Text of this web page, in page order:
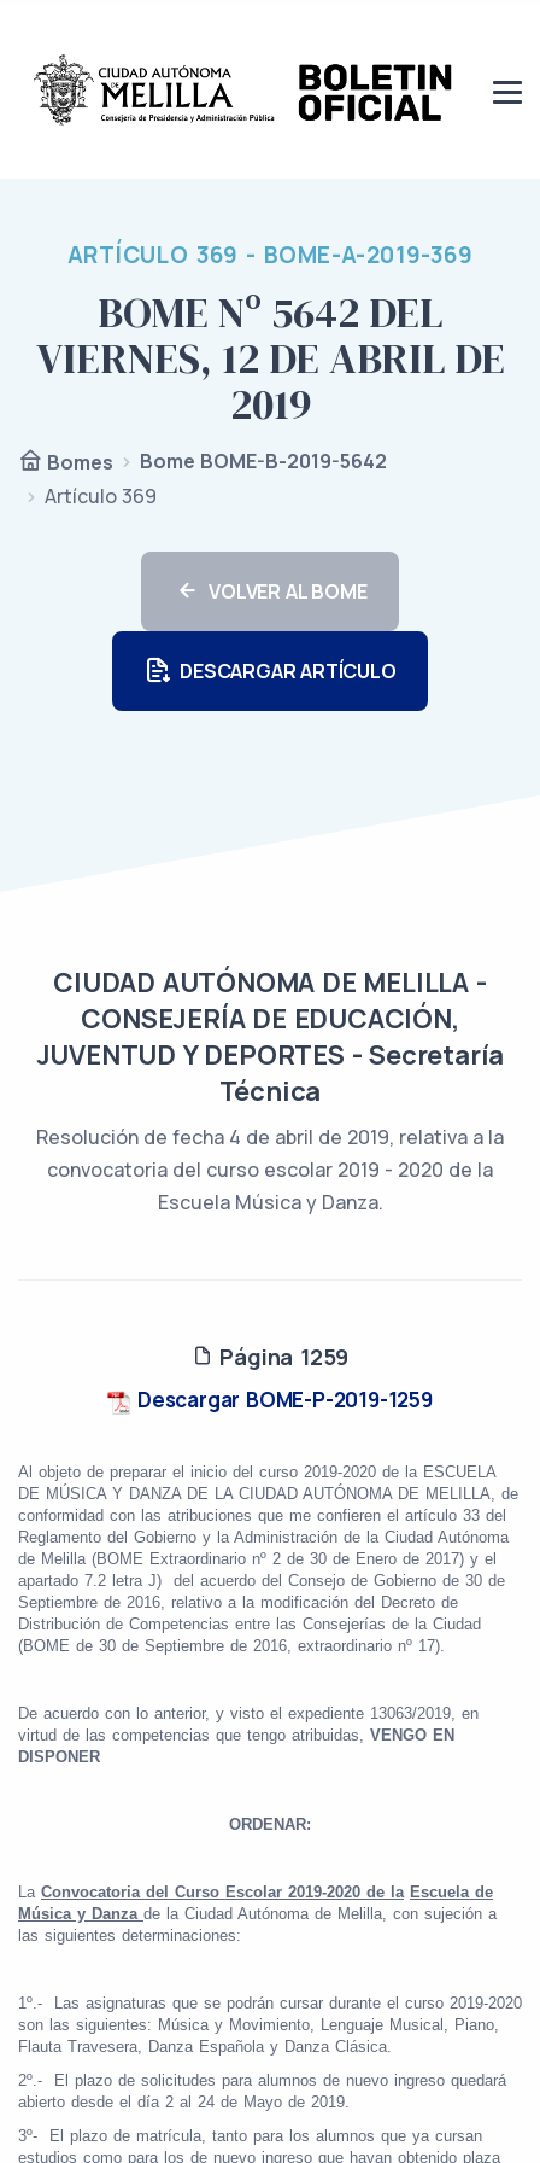
ARTÍCULO 369 - BOME-A-2019-369
BOME Nº 5642 DEL
VIERNES, 12 DE ABRIL DE
2019
Bomes
Bome BOME-B-2019-5642
Artículo 369
VOLVER AL BOME
DESCARGAR ARTÍCULO
CIUDAD AUTÓNOMA DE MELILLA -
CONSEJERÍA DE EDUCACIÓN,
JUVENTUD Y DEPORTES - Secretaría
Técnica
Resolución de fecha 4 de abril de 2019, relativa a la
convocatoria del curso escolar 2019 - 2020 de la
Escuela Música y Danza.
Página 1259
Descargar BOME-P-2019-1259
Al objeto de preparar el inicio del curso 2019-2020 de la ESCUELA
DE MÚSICA Y DANZA DE LA CIUDAD AUTÓNOMA DE MELILLA, de
conformidad con las atribuciones que me confieren el artículo 33 del
Reglamento del Gobierno y la Administración de la Ciudad Autónoma
de Melilla (BOME Extraordinario nº 2 de 30 de Enero de 2017) y el
apartado 7.2 letra J)
del acuerdo del Consejo de Gobierno de 30 de
Septiembre de 2016, relativo a la modificación del Decreto de
Distribución de Competencias entre las Consejerías de la Ciudad
(BOME de 30 de Septiembre de 2016, extraordinario nº 17).
De acuerdo con lo anterior, y visto el expediente 13063/2019, en
virtud de las competencias que tengo atribuidas, VENGO EN
DISPONER
ORDENAR:
La Convocatoria del Curso Escolar 2019-2020 de la Escuela de
Música y Danza de la Ciudad Autónoma de Melilla, con sujeción a
las siguientes determinaciones:
1º.-
Las asignaturas que se podrán cursar durante el curso 2019-2020
son las siguientes: Música y Movimiento, Lenguaje Musical, Piano,
Flauta Travesera, Danza Española y Danza Clásica.
2º.-
El plazo de solicitudes para alumnos de nuevo ingreso quedará
abierto desde el día 2 al 24 de Mayo de 2019.
3º-
El plazo de matrícula, tanto para los alumnos que ya cursan
estudios como para los de nuevo ingreso que hayan obtenido plaza